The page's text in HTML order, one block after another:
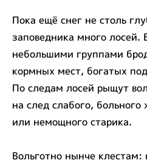
Пока ещё снег не столь
заповедника много лосей.
небольшими группами
кормных мест, богатых
По следам лосей рыщут
на след слабого, больного
или немощного старика.
Вольготно нынче